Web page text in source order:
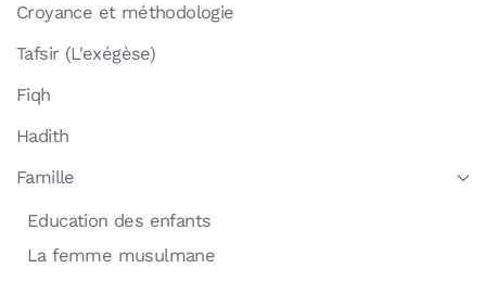
Croyance et méthodologie
Tafsir (L'exégèse)
Fiqh
Hadith
Famille
Education des enfants
La femme musulmane